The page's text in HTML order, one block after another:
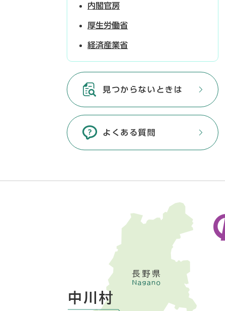
内閣官房
厚生労働省
経済産業省
見つからないときは
よくある質問